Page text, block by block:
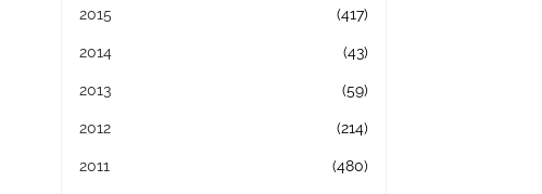
2015 (417)
2014 (43)
2013 (59)
2012 (214)
2011 (480)